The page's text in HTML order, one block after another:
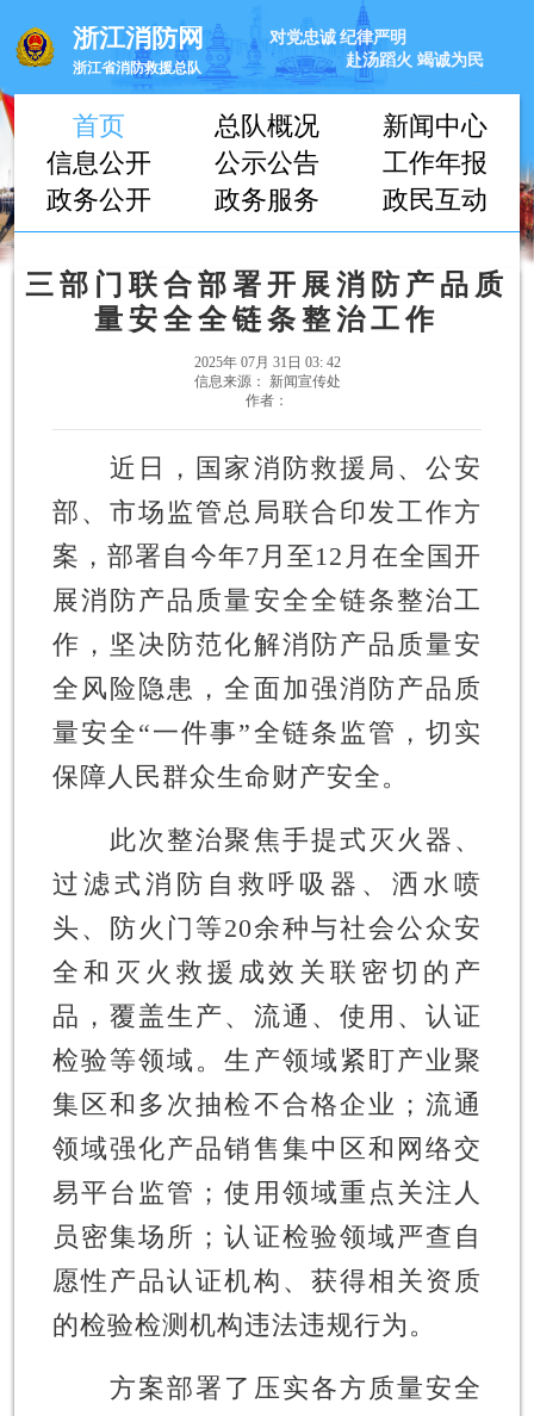
浙江消防网
浙江省消防救援总队
对党忠诚 纪律严明
赴汤蹈火 竭诚为民
首页 总队概况
新闻中心
信息公开
公示公告
工作年报
政务公开
政务服务 政民互动
三部门联合部署开展消防产品质
量安全全链条整治工作
2025年 07月 31日 03: 42
信息来源： 新闻宣传处
作者：
近日，国家消防救援局、公安
部、市场监管总局联合印发工作方
案，部署自今年7月至12月在全国开
展消防产品质量安全全链条整治工
作，坚决防范化解消防产品质量安
全风险隐患，全面加强消防产品质
量安全“一件事”全链条监管，切实
保障人民群众生命财产安全。
此次整治聚焦手提式灭火器、
过滤式消防自救呼吸器、洒水喷
头、防火门等20余种与社会公众安
全和灭火救援成效关联密切的产
品，覆盖生产、流通、使用、认证
检验等领域。生产领域紧盯产业聚
集区和多次抽检不合格企业；流通
领域强化产品销售集中区和网络交
易平台监管；使用领域重点关注人
员密集场所；认证检验领域严查自
愿性产品认证机构、获得相关资质
的检验检测机构违法违规行为。
方案部署了压实各方质量安全